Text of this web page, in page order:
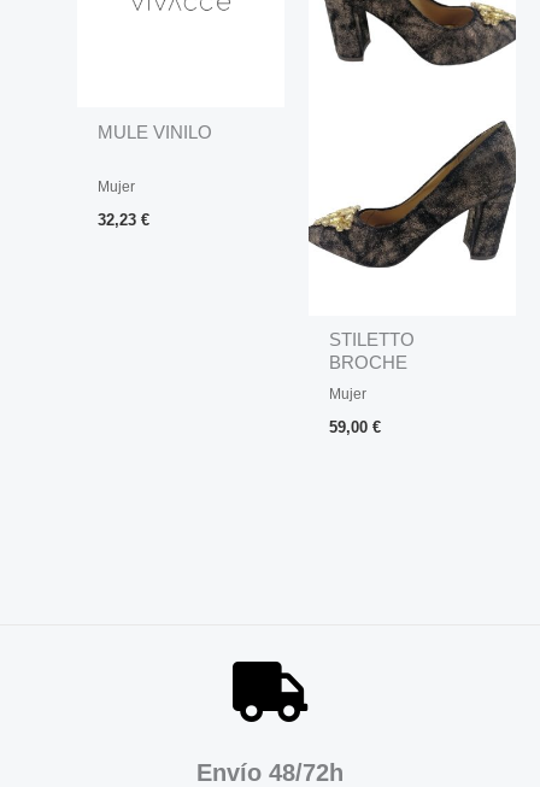
MULE VINILO
Mujer
32,23€
STILETTO
BROCHE
PEDRERIA
Mujer
59,00€
Envío 48/72h